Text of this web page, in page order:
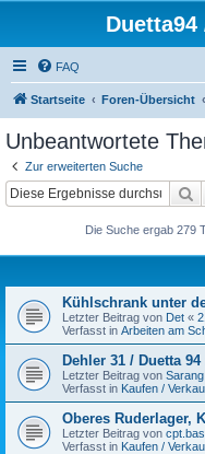
Duetta94
FAQ
Startseite Foren-Übersicht
Unbeantwortete
Zur erweiterten Suche
Die Suche ergab 279
Kühlschrank unter
Letzter Beitrag von Det «
Verfasst in Arbeiten am
Dehler 31 / Duetta
Letzter Beitrag von Sarang
Verfasst in Kaufen /
Oberes Ruderlager,
Letzter Beitrag von
Verfasst in Kaufen /